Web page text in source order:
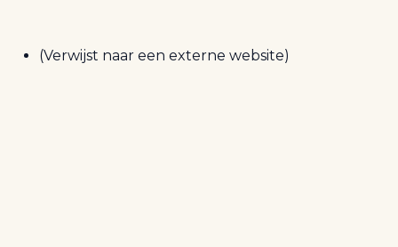
(Verwijst naar een externe website)